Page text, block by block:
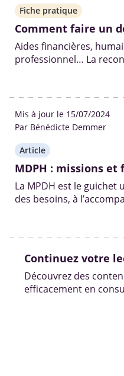
Fiche pratique
Comment faire un
Aides financières,
professionnel… La
l'ouverture des droits
dossier MDPH.
Éclairage sur la
Mis à jour le 15/07/2024
Par Bénédicte Demmer
Article
MDPH : missions
La MPDH est le guichet
des besoins, à
aides et droits aux
Continuez votre
Découvrez des
efficacement en